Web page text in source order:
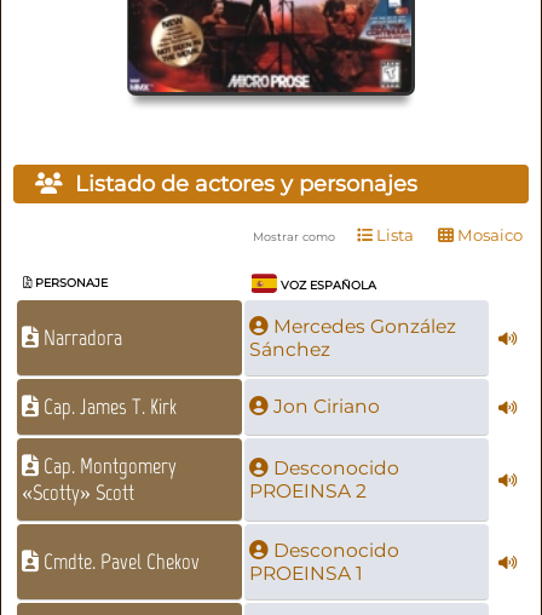
Listado de actores y personajes
Mostrar como Lista Mosaico
PERSONAJE VOZ ESPAÑOLA
Narradora
Mercedes González
Sánchez
Cap. James T. Kirk Jon Ciriano
Cap. Montgomery
«Scotty» Scott
Desconocido
PROEINSA 2
Cmdte. Pavel Chekov
Desconocido
PROEINSA 1